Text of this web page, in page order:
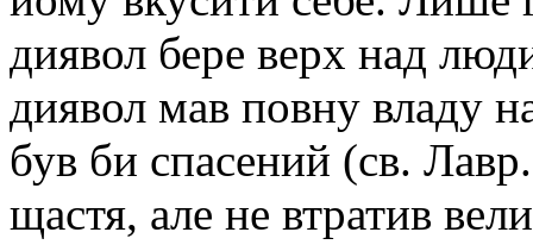
диявол бере верх над
диявол мав повну владу
був би спасений (св.
щастя, але не втратив